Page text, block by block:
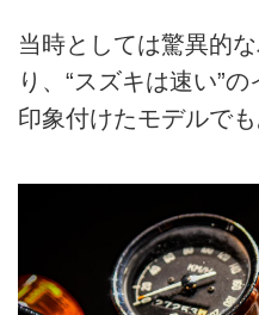
当時としては驚異的
り、“スズキは速い”
印象付けたモデルでも